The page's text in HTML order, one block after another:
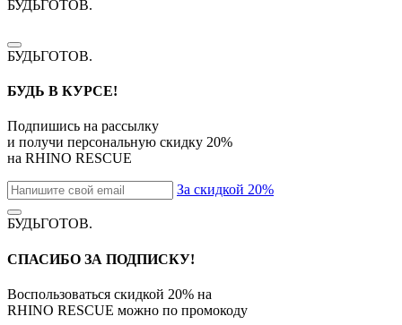
БУДЬГОТОВ.
БУДЬГОТОВ.
БУДЬ В КУРСЕ!
Подпишись на рассылку
и получи персональную скидку 20%
на RHINO RESCUE
За скидкой 20%
БУДЬГОТОВ.
СПАСИБО ЗА ПОДПИСКУ!
Воспользоваться скидкой 20% на
RHINO RESCUE можно по промокоду